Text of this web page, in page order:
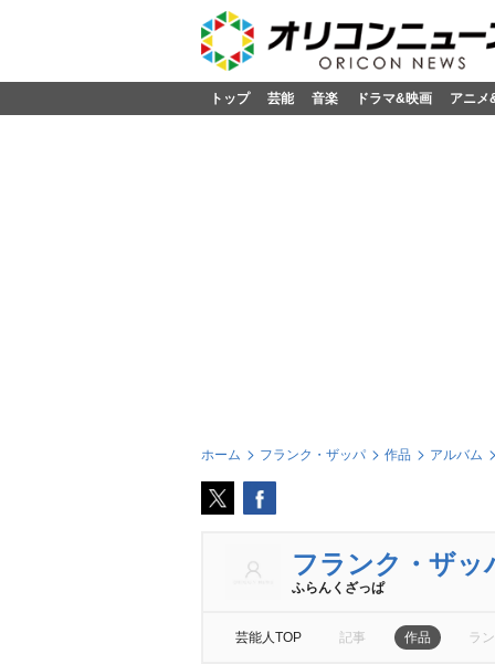
トップ 芸能 音楽 ドラマ&映画 アニメ
ホーム フランク・ザッパ 作品 アルバム
フランク・ザッ
ふらんくざっぱ
芸能人TOP 記事 作品 ラ